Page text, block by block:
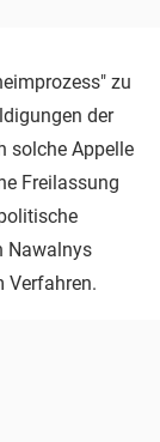
zu
der
solche Appelle
Freilassung
Nawalnys
Verfahren.